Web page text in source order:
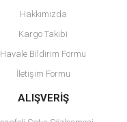
bozuk veya görüntülenemiyor.
eksik bilgiler bulunuyor.
bulunuyor.
daha pahalı.
alternatifler olmalı.
Hakkımızda
Kargo Takibi
Havale Bildirim Formu
İletişim Formu
ALIŞVERİŞ